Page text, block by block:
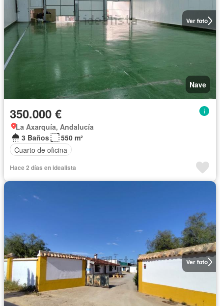
Ver foto
Nave
350.000 €
La Axarquía, Andalucía
3 Baños
550 m²
Cuarto de oficina
Hace 2 días en idealista
Ver foto